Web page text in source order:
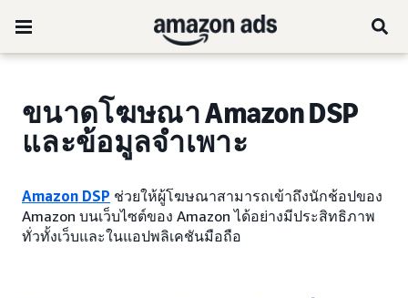
ขนาดโฆษณา Amazon DSP
และข้อมูลจำเพาะ
Amazon DSP ช่วยให้ผู้โฆษณาสามารถเข้าถึงนักช้อปของ
Amazon บนเว็บไซต์ของ Amazon ได้อย่างมีประสิทธิภาพ
ทั่วทั้งเว็บและในแอปพลิเคชันมือถือ